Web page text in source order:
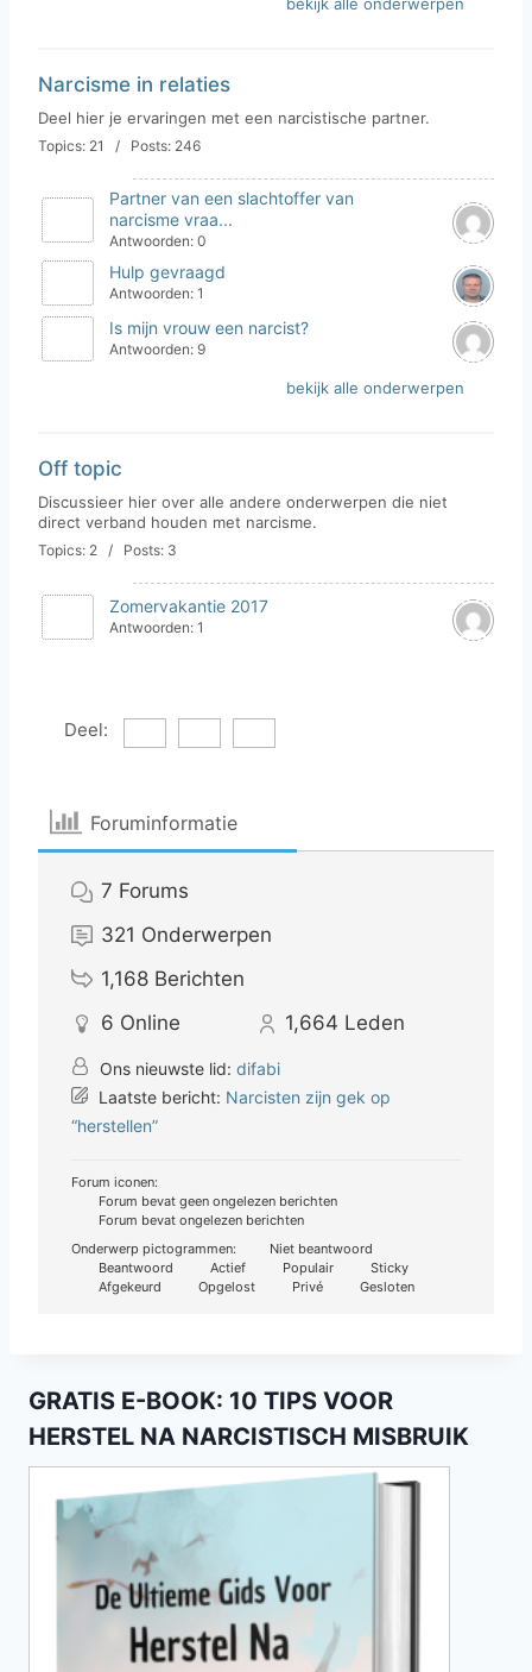
Narcisme in relaties
Deel hier je ervaringen met een narcistische partner.
Topics: 21 / Posts: 246
Partner van een slachtoffer van
narcisme vraa...
Antwoorden: 0
Hulp gevraagd
Antwoorden: 1
Is mijn vrouw een narcist?
Antwoorden: 9
bekijk alle onderwerpen
Off topic
Discussieer hier over alle andere onderwerpen die niet
direct verband houden met narcisme.
Topics: 2 / Posts: 3
Zomervakantie 2017
Antwoorden: 1
Deel:
Foruminformatie
7 Forums
321 Onderwerpen
1,168 Berichten
6 Online 1,664 Leden
Ons nieuwste lid: difabi
Laatste bericht: Narcisten zijn gek op
“herstellen”
Forum iconen:
Forum bevat geen ongelezen berichten
Forum bevat ongelezen berichten
Onderwerp pictogrammen:
Niet beantwoord
Beantwoord
Actief Populair
Sticky
Afgekeurd
Opgelost Privé Gesloten
GRATIS E-BOOK: 10 TIPS VOOR
HERSTEL NA NARCISTISCH MISBRUIK